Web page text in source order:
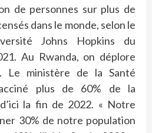
de personnes sur plus de
dans le monde, selon le
Johns Hopkins du
Au Rwanda, on déplore
Le ministère de la Santé
plus de 60% de la
la fin de 2022. « Notre
30% de notre population